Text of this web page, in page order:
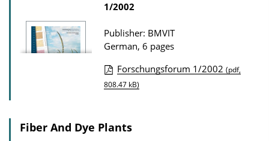
i
n
o
w
l
1/2002
Publisher: BMVIT
German, 6 pages
P
l
Forschungsforum 1/2002 (pdf,
808.47 kB)
Fiber And Dye Plants